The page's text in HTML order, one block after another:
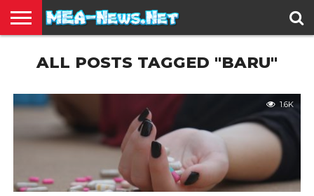
TERBARU
EDUKASI
HIBURAN
INSPIRASI
KESEHATAN
KULINER
OLAH
RAGA
OTOMOTIF
TRAVEL
JUAL
BELI
ALL POSTS TAGGED "BARU"
1.6K